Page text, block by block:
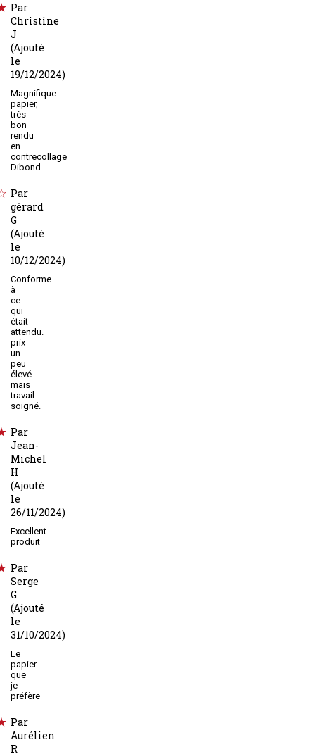
Par
Christine
J
(Ajouté
le
19/12/2024)
Magnifique
papier,
très
bon
rendu
en
contrecollage
Dibond
Par
gérard
G
(Ajouté
le
10/12/2024)
Conforme
à
ce
qui
était
attendu.
prix
un
peu
élevé
mais
travail
soigné.
Par
Jean-
Michel
H
(Ajouté
le
26/11/2024)
Excellent
produit
Par
Serge
G
(Ajouté
le
31/10/2024)
Le
papier
que
je
préfère
Par
Aurélien
R